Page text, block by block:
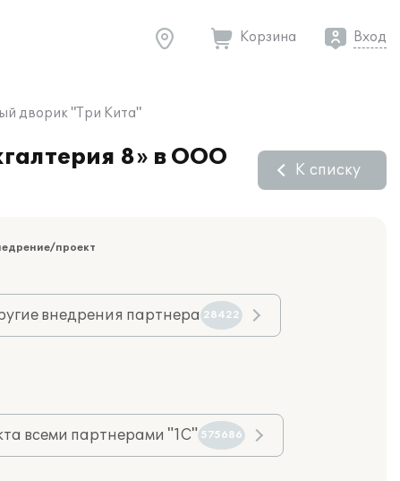
Корзина Вход
дворик "Три Кита"
8» в ООО
К списку
проект
внедрения партнера 28422
всеми партнерами "1С" 575686